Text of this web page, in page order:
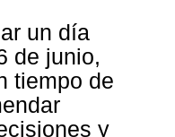
un día
de junio,
tiempo de
y